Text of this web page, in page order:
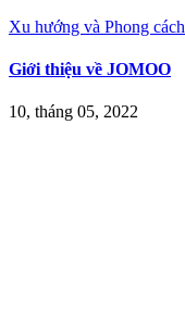
Xu hướng và Phong cách
Giới thiệu về JOMOO
10, tháng 05, 2022